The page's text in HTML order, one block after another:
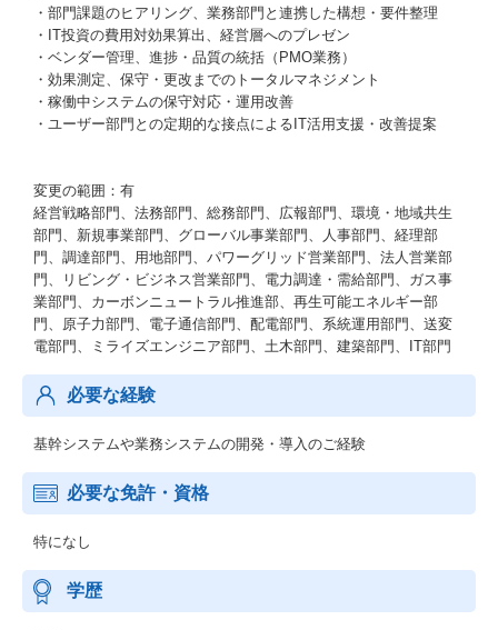
・部門課題のヒアリング、業務部門と連携した構想・要件整理
・IT投資の費用対効果算出、経営層へのプレゼン
・ベンダー管理、進捗・品質の統括（PMO業務）
・効果測定、保守・更改までのトータルマネジメント
・稼働中システムの保守対応・運用改善
・ユーザー部門との定期的な接点によるIT活用支援・改善提案
変更の範囲：有
経営戦略部門、法務部門、総務部門、広報部門、環境・地域共生
部門、新規事業部門、グローバル事業部門、人事部門、経理部
門、調達部門、用地部門、パワーグリッド営業部門、法人営業部
門、リビング・ビジネス営業部門、電力調達・需給部門、ガス事
業部門、カーボンニュートラル推進部、再生可能エネルギー部
門、原子力部門、電子通信部門、配電部門、系統運用部門、送変
電部門、ミライズエンジニア部門、土木部門、建築部門、IT部門
必要な経験
基幹システムや業務システムの開発・導入のご経験
必要な免許・資格
特になし
学歴